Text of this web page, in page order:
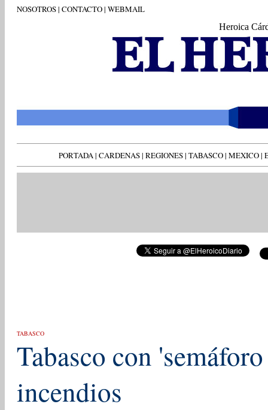
NOSOTROS| CONTACTO| WEBMAIL
Heroica
PORTADA| CARDENAS| REGIONES| TABASCO| MEXICO|
TABASCO
Tabasco con
incendios